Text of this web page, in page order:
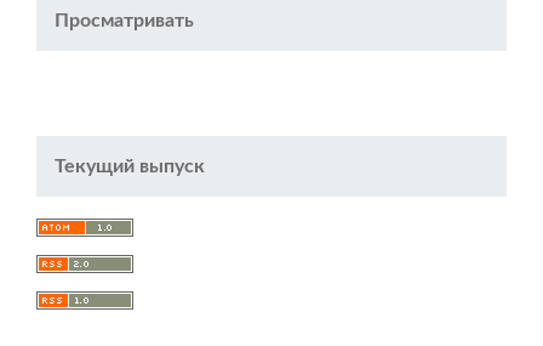
Просматривать
Текущий выпуск